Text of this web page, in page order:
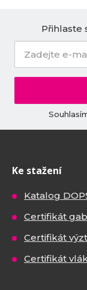
Přihlaste
Ke stažení
Katalog
Certifikát
Certifikát
Certifikát